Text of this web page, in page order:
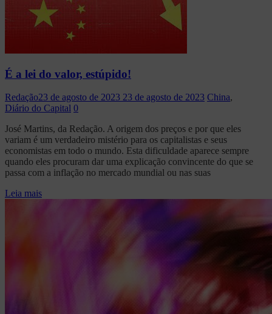
É a lei do valor, estúpido!
Redação23 de agosto de 2023 23 de agosto de 2023 China,
Diário do Capital 0
José Martins, da Redação. A origem dos preços e por que eles
variam é um verdadeiro mistério para os capitalistas e seus
economistas em todo o mundo. Esta dificuldade aparece sempre
quando eles procuram dar uma explicação convincente do que se
passa com a inflação no mercado mundial ou nas suas
Leia mais